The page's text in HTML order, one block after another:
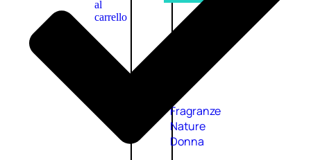
al
carrello
Fragranze
Nature
Donna